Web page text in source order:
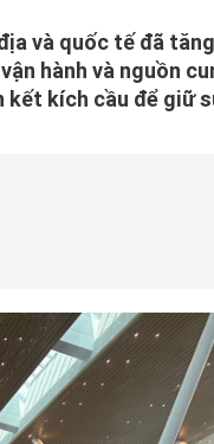
và quốc tế đã tăng
hành và nguồn
kết kích cầu để giữ